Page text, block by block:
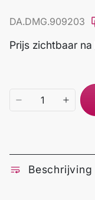
DA.DMG.909203
Prijs zichtbaar na
Beschrijving